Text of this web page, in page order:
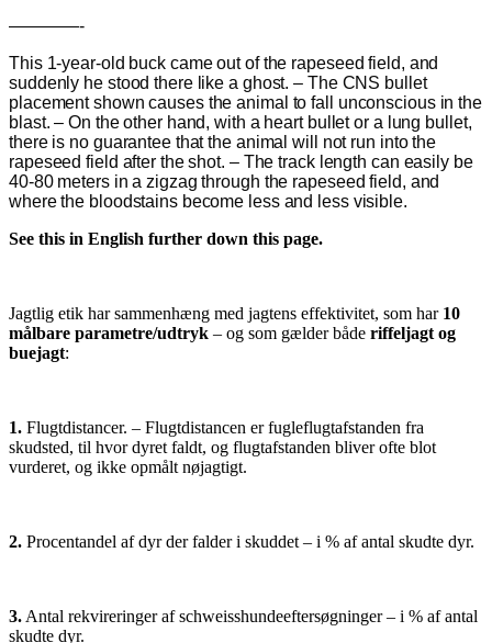
————-
This 1-year-old buck came out of the rapeseed field, and
suddenly he stood there like a ghost. – The CNS bullet
placement shown causes the animal to fall unconscious in the
blast. – On the other hand, with a heart bullet or a lung bullet,
there is no guarantee that the animal will not run into the
rapeseed field after the shot. – The track length can easily be
40-80 meters in a zigzag through the rapeseed field, and
where the bloodstains become less and less visible.
See this in English further down this page.
Jagtlig etik har sammenhæng med jagtens effektivitet, som har 10
målbare parametre/udtryk – og som gælder både riffeljagt og
buejagt:
1. Flugtdistancer. – Flugtdistancen er fugleflugtafstanden fra
skudsted, til hvor dyret faldt, og flugtafstanden bliver ofte blot
vurderet, og ikke opmålt nøjagtigt.
2. Procentandel af dyr der falder i skuddet – i % af antal skudte dyr.
3.Antal rekvireringer af schweisshundeeftersøgninger – i % af antal
skudte dyr.